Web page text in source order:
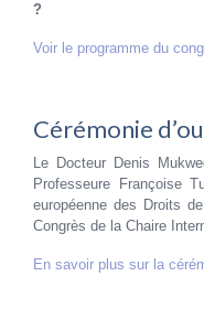
?
Voir le programme du
Cérémonie
Le Docteur Denis
Professeure Françoise
européenne des Droits
Congrès de la Chaire
En savoir plus sur la